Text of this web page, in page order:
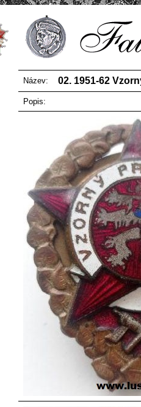
Název: 02. 1951-62
Popis: